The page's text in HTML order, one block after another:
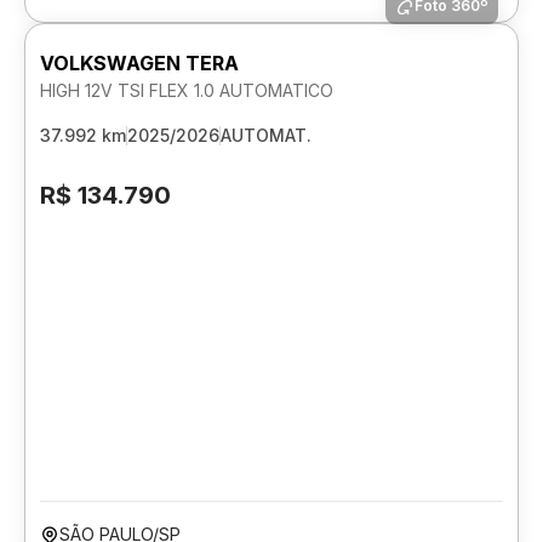
Foto 360º
VOLKSWAGEN TERA
HIGH 12V TSI FLEX 1.0 AUTOMATICO
37.992 km2025/2026AUTOMAT.
R$ 134.790
SÃO PAULO/SP